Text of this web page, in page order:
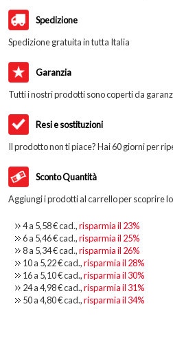
Spedizione
Spedizione gratuita in tutta Italia
Garanzia
Tutti i nostri prodotti sono coperti da
Resi e sostituzioni
Il prodotto non ti piace? Hai 60 giorni per
Sconto Quantità
Aggiungi i prodotti al carrello per scoprire
4 a 5,58 €cad.,risparmia il 23%
6 a 5,46 €cad.,risparmia il 25%
8 a 5,34 €cad.,risparmia il 26%
10 a 5,22 €cad.,risparmia il 28%
16 a 5,10 €cad.,risparmia il 30%
24 a4,98 €cad.,risparmia il 31%
50 a4,80 €cad.,risparmia il 34%